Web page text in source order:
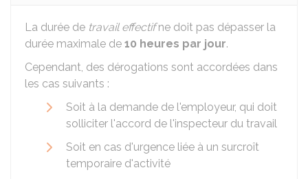
La durée de travail effectifne doit pas dépasser la
durée maximale de 10 heures par jour.
Cependant, des dérogations sont accordées dans
les cas suivants :
Soit à la demande de l'employeur, qui doit
solliciter l'accord de l'inspecteur du travail
Soit en cas d'urgence liée à un surcroît
temporaire d'activité